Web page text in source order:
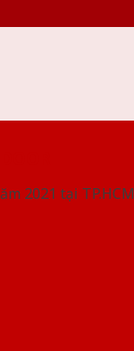
2021 tại TP.HCM